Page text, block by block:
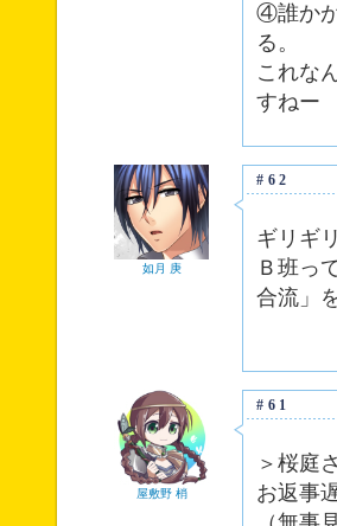
④誰か
る。
これな
すねー
如月 庚
#62
ギリギ
Ｂ班っ
合流」
屋敷野 梢
#61
＞桜庭
お返事